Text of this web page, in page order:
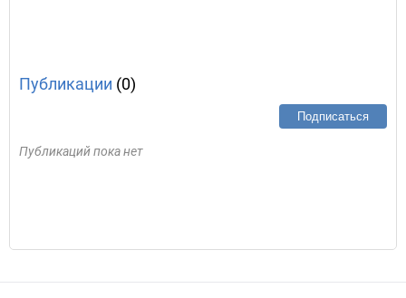
Публикации (0)
Подписаться
Публикаций пока нет